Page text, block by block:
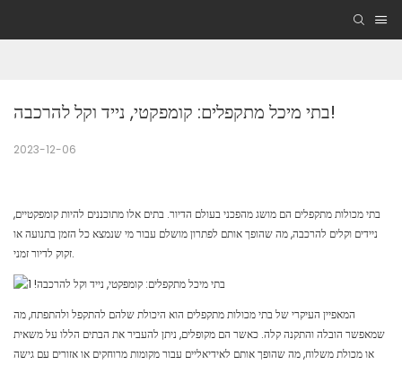
בתי מיכל מתקפלים: קומפקטי, נייד וקל להרכבה!
2023-12-06
בתי מכולות מתקפלים הם מושג מהפכני בעולם הדיור. בתים אלו מתוכננים להיות קומפקטיים,
ניידים וקלים להרכבה, מה שהופך אותם לפתרון מושלם עבור מי שנמצא כל הזמן בתנועה או
זקוק לדיור זמני.
המאפיין העיקרי של בתי מכולות מתקפלים הוא היכולת שלהם להתקפל ולהתפתח, מה
שמאפשר הובלה והתקנה קלה. כאשר הם מקופלים, ניתן להעביר את הבתים הללו על משאית
או מכולת משלוח, מה שהופך אותם לאידיאליים עבור מקומות מרוחקים או אזורים עם גישה